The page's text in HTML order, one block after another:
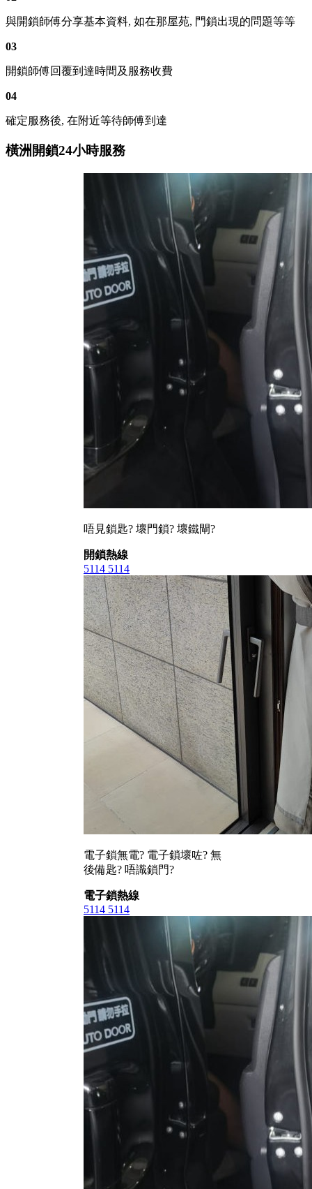
與開鎖師傅分享基本資料, 如在那屋苑, 門鎖出現的問題等等
03
開鎖師傅回覆到達時間及服務收費
04
確定服務後, 在附近等待師傅到達
橫洲開鎖24小時服務
唔見鎖匙? 壞門鎖? 壞鐵閘?
開鎖熱線
5114 5114
電子鎖無電? 電子鎖壞咗? 無
後備匙? 唔識鎖門?
電子鎖熱線
5114 5114